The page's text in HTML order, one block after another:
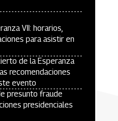
VII: horarios,
para asistir en
de la Esperanza
recomendaciones
evento
presunto fraude
presidenciales